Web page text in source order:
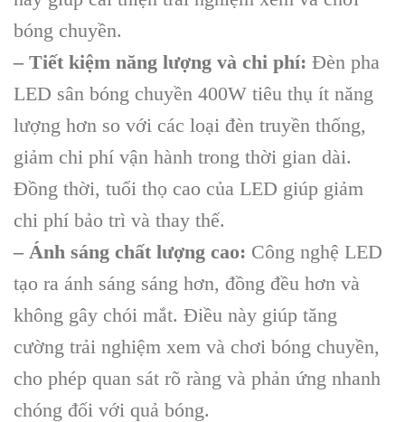
bóng chuyền.
– Tiết kiệm năng lượng và chi phí: Đèn pha
LED sân bóng chuyền 400W tiêu thụ ít năng
lượng hơn so với các loại đèn truyền thống,
giảm chi phí vận hành trong thời gian dài.
Đồng thời, tuổi thọ cao của LED giúp giảm
chi phí bảo trì và thay thế.
– Ánh sáng chất lượng cao: Công nghệ LED
tạo ra ánh sáng sáng hơn, đồng đều hơn và
không gây chói mắt. Điều này giúp tăng
cường trải nghiệm xem và chơi bóng chuyền,
cho phép quan sát rõ ràng và phản ứng nhanh
chóng đối với quả bóng.